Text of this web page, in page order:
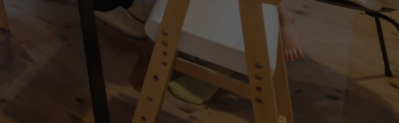
会社に関することや物件についての
お問い合わせはこちらから